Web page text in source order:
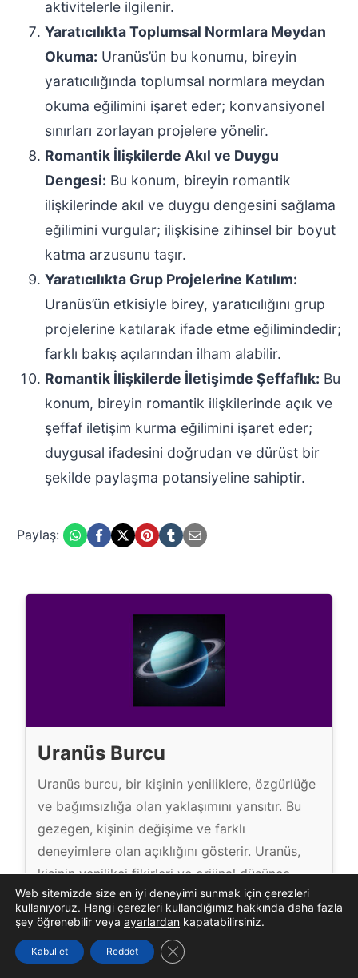
aktivitelerle ilgilenir.
Yaratıcılıkta Toplumsal Normlara Meydan
Okuma: Uranüs’ün bu konumu, bireyin
yaratıcılığında toplumsal normlara meydan
okuma eğilimini işaret eder; konvansiyonel
sınırları zorlayan projelere yönelir.
Romantik İlişkilerde Akıl ve Duygu
Dengesi: Bu konum, bireyin romantik
ilişkilerinde akıl ve duygu dengesini sağlama
eğilimini vurgular; ilişkisine zihinsel bir boyut
katma arzusunu taşır.
Yaratıcılıkta Grup Projelerine Katılım:
Uranüs’ün etkisiyle birey, yaratıcılığını grup
projelerine katılarak ifade etme eğilimindedir;
farklı bakış açılarından ilham alabilir.
Romantik İlişkilerde İletişimde Şeffaflık: Bu
konum, bireyin romantik ilişkilerinde açık ve
şeffaf iletişim kurma eğilimini işaret eder;
duygusal ifadesini doğrudan ve dürüst bir
şekilde paylaşma potansiyeline sahiptir.
Paylaş:
Uranüs Burcu
Uranüs burcu, bir kişinin yeniliklere, özgürlüğe
ve bağımsızlığa olan yaklaşımını yansıtır. Bu
gezegen, kişinin değişime ve farklı
deneyimlere olan açıklığını gösterir. Uranüs,
kişinin yenilikçi fikirleri ve orijinal düşünce
tarzını temsil eder. Bu nedenle, kişinin
yaratıcılığı, teknolojik ilgileri ve toplumsal
meselelere olan duyarlılığı üzerinde büyük bir
etkisi olabilir. Uranüs Burcu Nedi̇r? Uranüs
Web sitemizde size en iyi deneyimi sunmak için çerezleri
kullanıyoruz. Hangi çerezleri kullandığımız hakkında daha fazla
şey öğrenebilir veya ayarlardan kapatabilirsiniz.
Kabul et Reddet GDPR çerez şeridini kapat